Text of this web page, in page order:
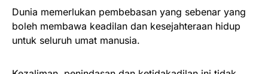
Dunia memerlukan pembebasan yang sebenar yang
boleh membawa keadilan dan kesejahteraan hidup
untuk seluruh umat manusia.